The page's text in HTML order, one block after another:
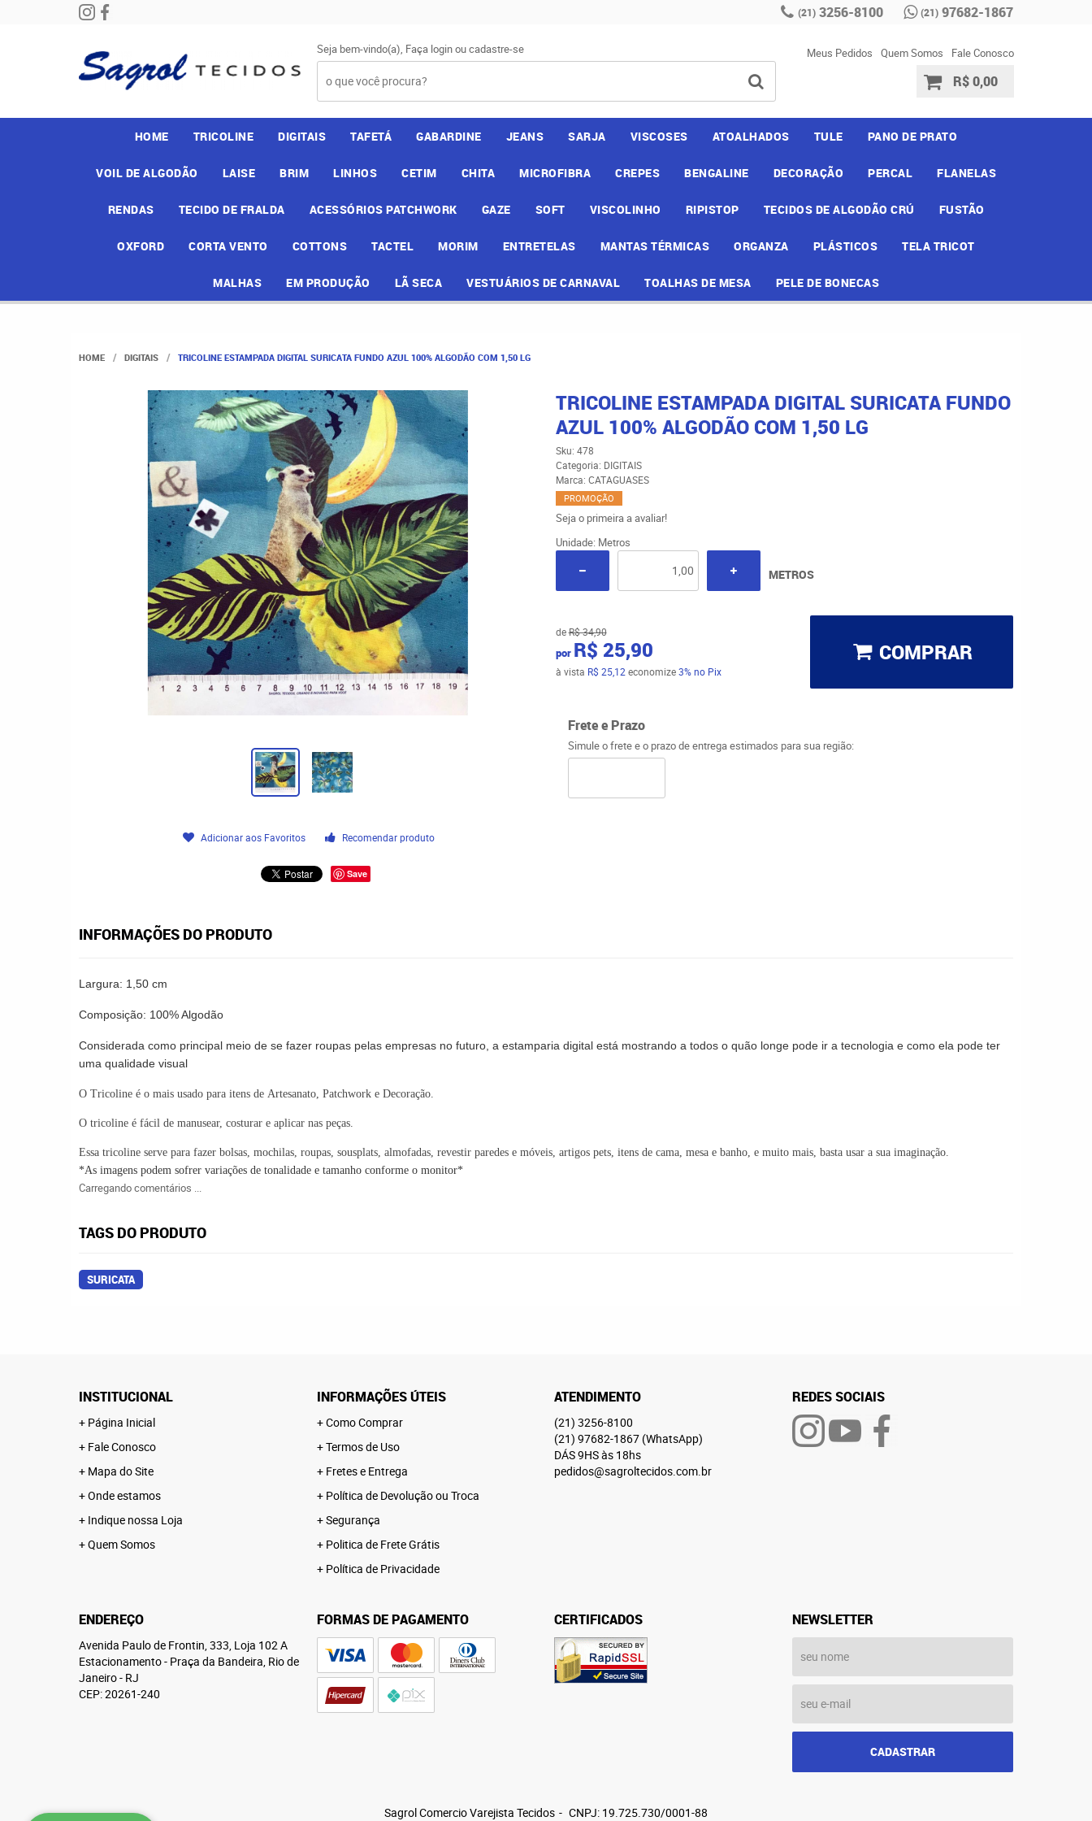
(21) 3256-8100 (21) 97682-1867
Seja bem-vindo(a), Faça loginoucadastre-se Meus Pedidos Quem Somos Fale Conosco
R$ 0,00
HOME TRICOLINE DIGITAIS TAFETÁ GABARDINE JEANS SARJA VISCOSES ATOALHADOS TULE PANO DE PRATO
VOIL DE ALGODÃO LAISE BRIM LINHOS CETIM CHITA MICROFIBRA CREPES BENGALINE DECORAÇÃO PERCAL FLANELAS
RENDAS TECIDO DE FRALDA ACESSÓRIOS PATCHWORK GAZE SOFT VISCOLINHO RIPISTOP TECIDOS DE ALGODÃO CRÚ FUSTÃO
OXFORD CORTA VENTO COTTONS TACTEL MORIM ENTRETELAS MANTAS TÉRMICAS ORGANZA PLÁSTICOS TELA TRICOT
MALHAS EM PRODUÇÃO LÃ SECA VESTUÁRIOS DE CARNAVAL TOALHAS DE MESA PELE DE BONECAS
HOME DIGITAIS TRICOLINE ESTAMPADA DIGITAL SURICATA FUNDO AZUL 100% ALGODÃO COM 1,50 LG
Adicionar aos Favoritos Recomendar produto
Save
TRICOLINE ESTAMPADA DIGITAL SURICATA FUNDO
AZUL 100% ALGODÃO COM 1,50 LG
Sku: 478
Categoria: DIGITAIS
Marca: CATAGUASES
PROMOÇÃO
Seja o primeira a avaliar!
Unidade: Metros
METROS
deR$ 34,90
por R$ 25,90
à vista R$ 25,12 economize3% no Pix
COMPRAR
Frete e Prazo
Simule o frete e o prazo de entrega estimados para sua região:
INFORMAÇÕES DO PRODUTO
Largura: 1,50 cm
Composição: 100% Algodão
Considerada como principal meio de se fazer roupas pelas empresas no futuro, a estamparia digital está mostrando a todos o quão longe pode ir a tecnologia e como ela pode ter
uma qualidade visual
O Tricoline é o mais usado para itens de Artesanato, Patchwork e Decoração.
O tricoline é fácil de manusear, costurar e aplicar nas peças.
Essa tricoline serve para fazer bolsas, mochilas, roupas, sousplats, almofadas, revestir paredes e móveis, artigos pets, itens de cama, mesa e banho, e muito mais, basta usar a sua imaginação.
*As imagens podem sofrer variações de tonalidade e tamanho conforme o monitor*
Carregando comentários ...
TAGS DO PRODUTO
SURICATA
INSTITUCIONAL
Página Inicial
Fale Conosco
Mapa do Site
Onde estamos
Indique nossa Loja
Quem Somos
INFORMAÇÕES ÚTEIS
Como Comprar
Termos de Uso
Fretes e Entrega
Política de Devolução ou Troca
Segurança
Politica de Frete Grátis
Política de Privacidade
ATENDIMENTO
(21) 3256-8100
(21) 97682-1867 (WhatsApp)
DÁS 9HS às 18hs
pedidos@sagroltecidos.com.br
REDES SOCIAIS
ENDEREÇO
Avenida Paulo de Frontin, 333, Loja 102 A
Estacionamento- Praça da Bandeira, Rio de
Janeiro- RJ
CEP: 20261-240
FORMAS DE PAGAMENTO CERTIFICADOS NEWSLETTER
CADASTRAR
Sagrol Comercio Varejista Tecidos CNPJ: 19.725.730/0001-88